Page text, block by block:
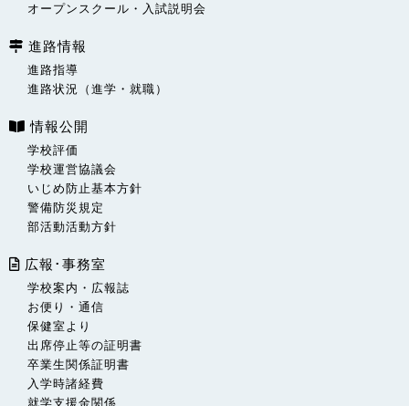
オープンスクール・入試説明会
進路情報
進路指導
進路状況（進学・就職）
情報公開
学校評価
学校運営協議会
いじめ防止基本方針
警備防災規定
部活動活動方針
広報･事務室
学校案内・広報誌
お便り・通信
保健室より
出席停止等の証明書
卒業生関係証明書
入学時諸経費
就学支援金関係